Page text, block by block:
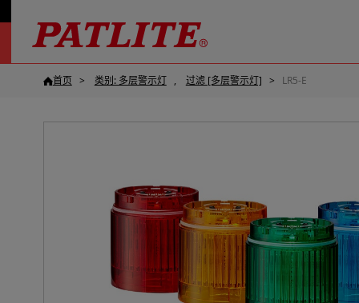
首页 类别: 多层警示灯 过滤 [多层警示灯] LR5-E